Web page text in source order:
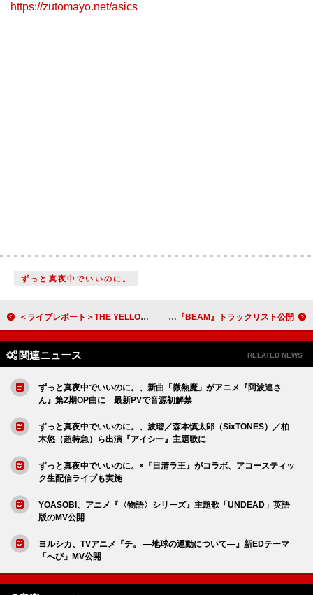
https://zutomayo.net/asics
ずっと真夜中でいいのに。
＜ライブレポート＞THE YELLOW MONKEY、9年ぶりの倉敷でホールツアー＜BLOCK.2＞ファイナル公演を開催 セットリストプレイリストも公開 SEVENTEENのユニット・HxW、1stシングルアルバム『BEAM』トラックリスト公開
関連ニュース RELATED NEWS
ずっと真夜中でいいのに。、新曲「微熱魔」がアニメ『阿波連さ
ん』第2期OP曲に 最新PVで音源初解禁
ずっと真夜中でいいのに。、波瑠／森本慎太郎（SixTONES）／柏
木悠（超特急）ら出演『アイシー』主題歌に
ずっと真夜中でいいのに。×『日清ラ王』がコラボ、アコースティッ
ク生配信ライブも実施
YOASOBI、アニメ『〈物語〉シリーズ』主題歌「UNDEAD」英語
版のMV公開
ヨルシカ、TVアニメ『チ。 ―地球の運動について―』新EDテーマ
「へび」MV公開